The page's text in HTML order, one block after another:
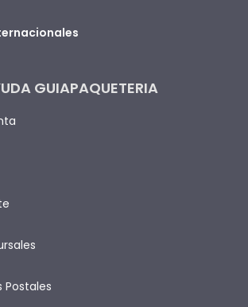
GUIAPAQUETERIA
Postales